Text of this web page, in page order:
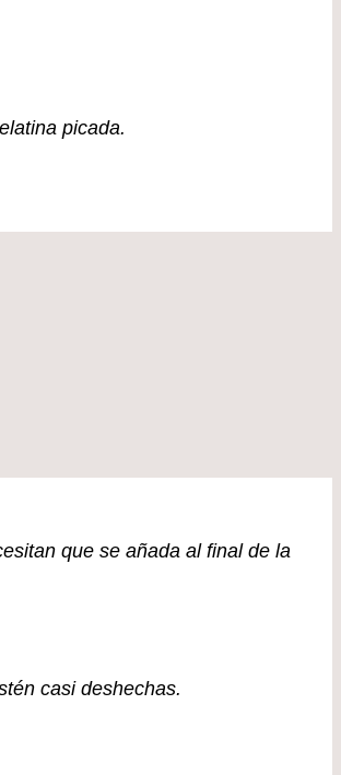
picada.
que se añada al final de la
casi deshechas.